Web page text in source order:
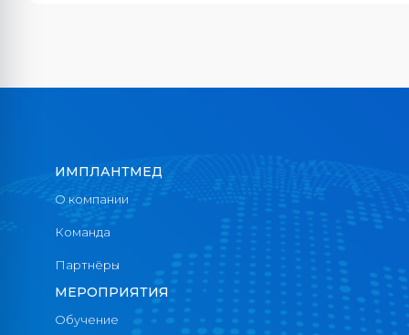
ИМПЛАНТМЕД
О компании
Команда
Партнёры
МЕРОПРИЯТИЯ
Обучение